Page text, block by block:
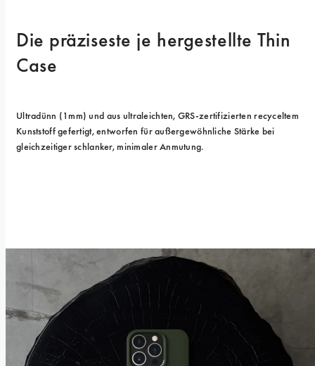
Die präziseste je hergestellte Thin
Case
Ultradünn (1mm) und aus ultraleichten, GRS-zertifizierten recyceltem
Kunststoff gefertigt, entworfen für außergewöhnliche Stärke bei
gleichzeitiger schlanker, minimaler Anmutung.